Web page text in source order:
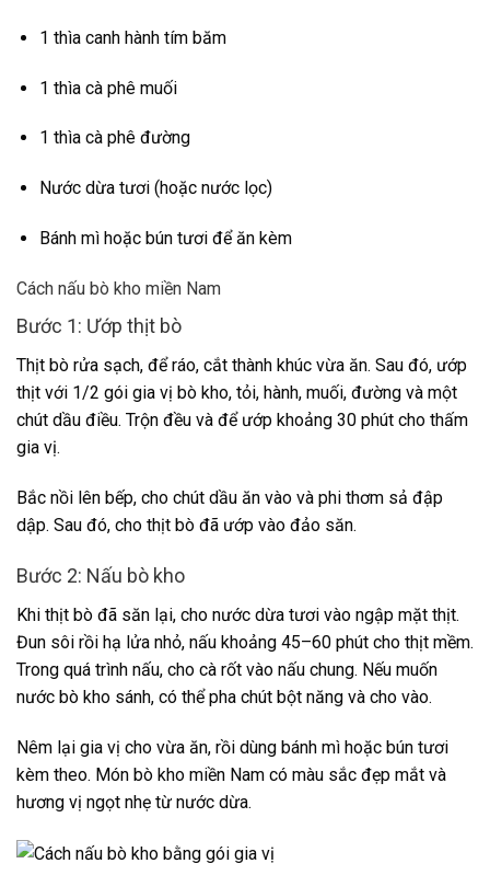
1 thìa canh hành tím băm
1 thìa cà phê muối
1 thìa cà phê đường
Nước dừa tươi (hoặc nước lọc)
Bánh mì hoặc bún tươi để ăn kèm
Cách nấu bò kho miền Nam
Bước 1: Ướp thịt bò
Thịt bò rửa sạch, để ráo, cắt thành khúc vừa ăn. Sau đó, ướp
thịt với 1/2 gói gia vị bò kho, tỏi, hành, muối, đường và một
chút dầu điều. Trộn đều và để ướp khoảng 30 phút cho thấm
gia vị.
Bắc nồi lên bếp, cho chút dầu ăn vào và phi thơm sả đập
dập. Sau đó, cho thịt bò đã ướp vào đảo săn.
Bước 2: Nấu bò kho
Khi thịt bò đã săn lại, cho nước dừa tươi vào ngập mặt thịt.
Đun sôi rồi hạ lửa nhỏ, nấu khoảng 45–60 phút cho thịt mềm.
Trong quá trình nấu, cho cà rốt vào nấu chung. Nếu muốn
nước bò kho sánh, có thể pha chút bột năng và cho vào.
Nêm lại gia vị cho vừa ăn, rồi dùng bánh mì hoặc bún tươi
kèm theo. Món bò kho miền Nam có màu sắc đẹp mắt và
hương vị ngọt nhẹ từ nước dừa.